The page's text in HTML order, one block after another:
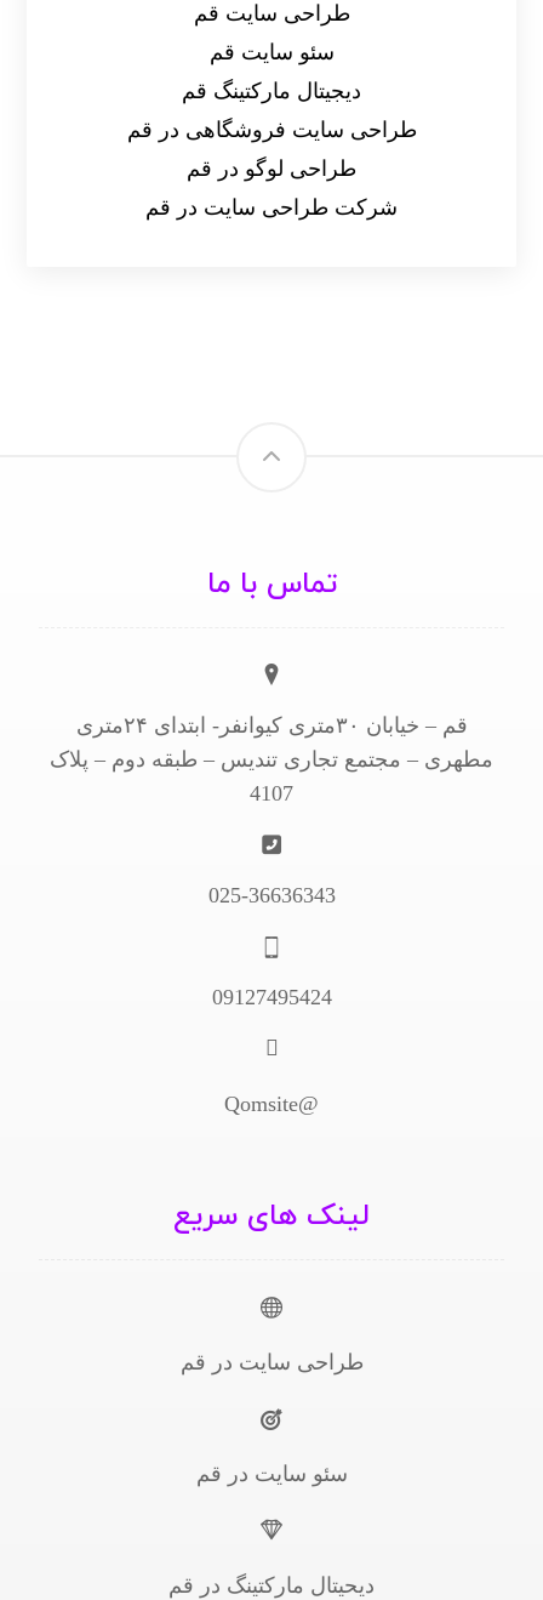
طراحی سایت قم
سئو سایت قم
دیجیتال مارکتینگ قم
طراحی سایت فروشگاهی در قم
طراحی لوگو در قم
شرکت طراحی سایت در قم
تماس با ما
قم – خیابان ۳۰متری کیوانفر- ابتدای ۲۴متری
مطهری – مجتمع تجاری تندیس – طبقه دوم – پلاک
4107
025-36636343
09127495424
@Qomsite
لینک های سریع
طراحی سایت در قم
سئو سایت در قم
دیحیتال مارکتینگ در قم